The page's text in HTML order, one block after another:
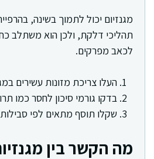
מגנזיום יכול לתמוך בשינה,
תהליכי דלקת, ולכן הוא משתלב
לכאב מפרקים.
העלו צריכת מזונות עשירים
בדקו גורמי סיכון לחסר כמו
שקלו תוסף מתאים לפי סבילות
מה הקשר בין